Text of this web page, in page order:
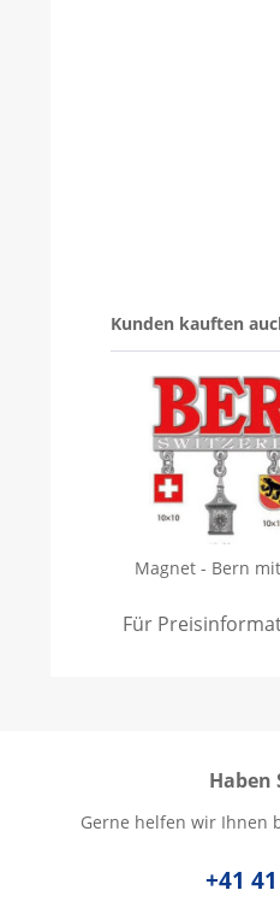
Kunden kauften
Magnet - Bern
Für
Haben
Gerne helfen wir Ihnen
+41